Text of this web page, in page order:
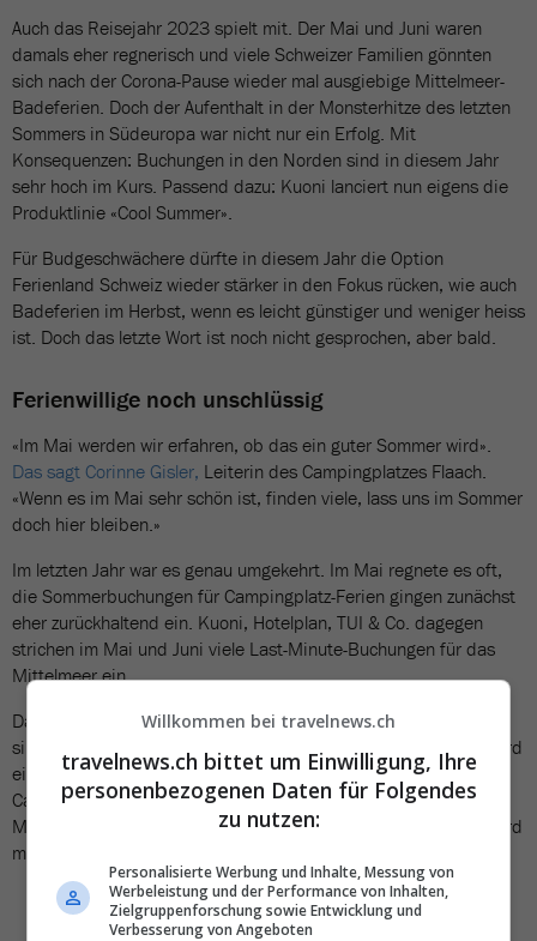
Auch das Reisejahr 2023 spielt mit. Der Mai und Juni waren
damals eher regnerisch und viele Schweizer Familien gönnten
sich nach der Corona-Pause wieder mal ausgiebige Mittelmeer-
Badeferien. Doch der Aufenthalt in der Monsterhitze des letzten
Sommers in Südeuropa war nicht nur ein Erfolg. Mit
Konsequenzen: Buchungen in den Norden sind in diesem Jahr
sehr hoch im Kurs. Passend dazu: Kuoni lanciert nun eigens die
Produktlinie «Cool Summer».
Für Budgeschwächere dürfte in diesem Jahr die Option
Ferienland Schweiz wieder stärker in den Fokus rücken, wie auch
Badeferien im Herbst, wenn es leicht günstiger und weniger heiss
ist. Doch das letzte Wort ist noch nicht gesprochen, aber bald.
Ferienwillige noch unschlüssig
«Im Mai werden wir erfahren, ob das ein guter Sommer wird».
Das sagt Corinne Gisler, Leiterin des Campingplatzes Flaach.
«Wenn es im Mai sehr schön ist, finden viele, lass uns im Sommer
doch hier bleiben.»
Im letzten Jahr war es genau umgekehrt. Im Mai regnete es oft,
die Sommerbuchungen für Campingplatz-Ferien gingen zunächst
eher zurückhaltend ein. Kuoni, Hotelplan, TUI & Co. dagegen
strichen im Mai und Juni viele Last-Minute-Buchungen für das
Mittelmeer ein.
Darauf läuft es auch in diesem Jahr hinaus. Viele Ferienwillige
sind noch unschlüssig. Im Mai und Juni, so unsere Prognose, wird
eine Buchungswelle über die Schweiz schwappen. Ob die
Campingplätze hierzulande oder die Badeferien-Hotels am
Mittelmeer stärker profitieren, ist noch offen. Die Wetterlage wird
mitentscheiden.
Willkommen bei travelnews.ch
travelnews.ch bittet um Einwilligung, Ihre
personenbezogenen Daten für Folgendes
zu nutzen:
Personalisierte Werbung und Inhalte, Messung von
Werbeleistung und der Performance von Inhalten,
Zielgruppenforschung sowie Entwicklung und
Verbesserung von Angeboten